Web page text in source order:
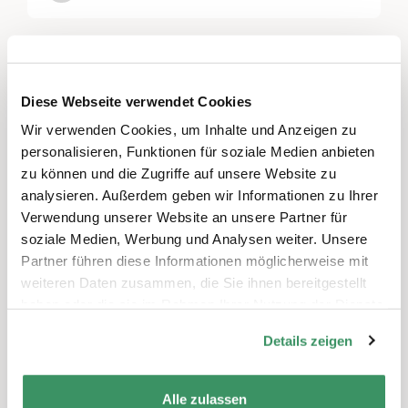
Diese Webseite verwendet Cookies
Wir verwenden Cookies, um Inhalte und Anzeigen zu
personalisieren, Funktionen für soziale Medien anbieten
zu können und die Zugriffe auf unsere Website zu
analysieren. Außerdem geben wir Informationen zu Ihrer
Verwendung unserer Website an unsere Partner für
soziale Medien, Werbung und Analysen weiter. Unsere
Partner führen diese Informationen möglicherweise mit
weiteren Daten zusammen, die Sie ihnen bereitgestellt
Details zeigen
Alle zulassen
interessieren
DU. MUTTER - Schreibwerkstatt von Arnold &
Komarov Wandertheater